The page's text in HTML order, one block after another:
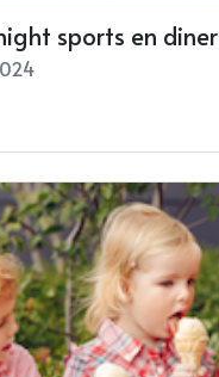
sports en diner